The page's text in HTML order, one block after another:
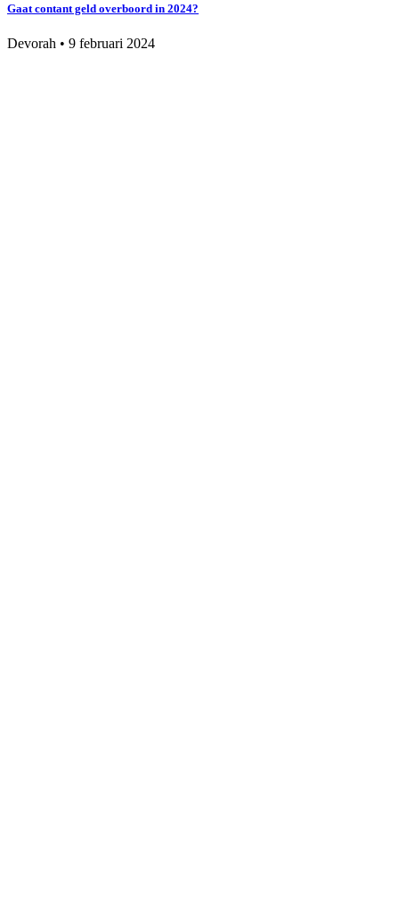
Gaat contant geld overboord in 2024?
Devorah • 9 februari 2024